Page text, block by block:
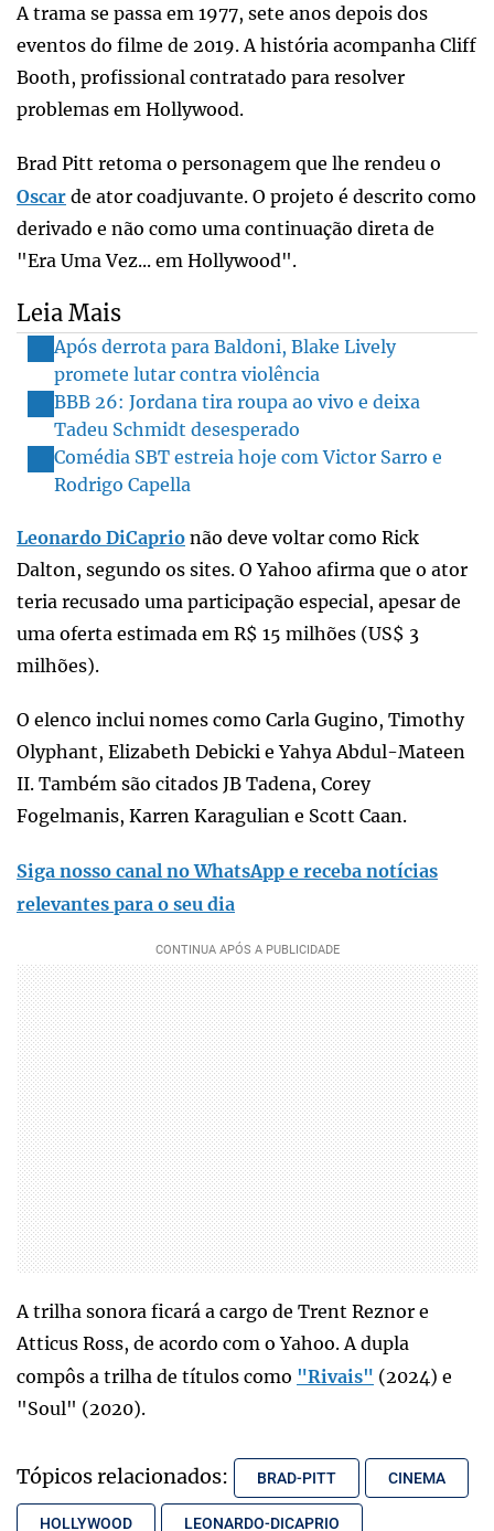
A trama se passa em 1977, sete anos depois dos
eventos do filme de 2019. A história acompanha Cliff
Booth, profissional contratado para resolver
problemas em Hollywood.
Brad Pitt retoma o personagem que lhe rendeu o
Oscar de ator coadjuvante. O projeto é descrito como
derivado e não como uma continuação direta de
"Era Uma Vez... em Hollywood".
Leia Mais
Após derrota para Baldoni, Blake Lively
promete lutar contra violência
BBB 26: Jordana tira roupa ao vivo e deixa
Tadeu Schmidt desesperado
Comédia SBT estreia hoje com Victor Sarro e
Rodrigo Capella
Leonardo DiCaprio não deve voltar como Rick
Dalton, segundo os sites. O Yahoo afirma que o ator
teria recusado uma participação especial, apesar de
uma oferta estimada em R$ 15 milhões (US$ 3
milhões).
O elenco inclui nomes como Carla Gugino, Timothy
Olyphant, Elizabeth Debicki e Yahya Abdul-Mateen
II. Também são citados JB Tadena, Corey
Fogelmanis, Karren Karagulian e Scott Caan.
Siga nosso canal no WhatsApp e receba notícias
relevantes para o seu dia
A trilha sonora ficará a cargo de Trent Reznor e
Atticus Ross, de acordo com o Yahoo. A dupla
compôs a trilha de títulos como "Rivais" (2024) e
"Soul" (2020).
Tópicos relacionados: BRAD-PITT CINEMA
HOLLYWOOD LEONARDO-DICAPRIO